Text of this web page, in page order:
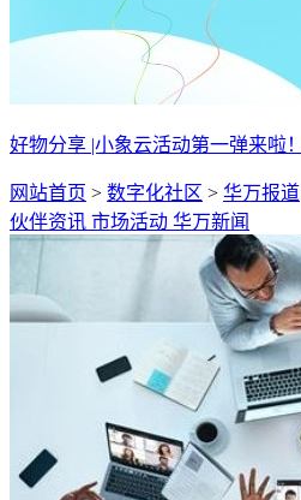
好物分享 |小象云活动第一弹来啦！
网站首页 > 数字化社区 > 华万报道
伙伴资讯 市场活动 华万新闻